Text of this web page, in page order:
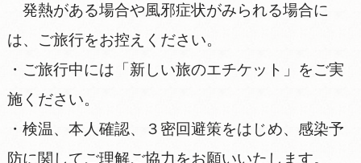
発熱がある場合や風邪症状がみられる場合に
は、ご旅行をお控えください。
・ご旅行中には「新しい旅のエチケット」をご実
施ください。
・検温、本人確認、３密回避策をはじめ、感染予
防に関してご理解ご協力をお願いいたします。